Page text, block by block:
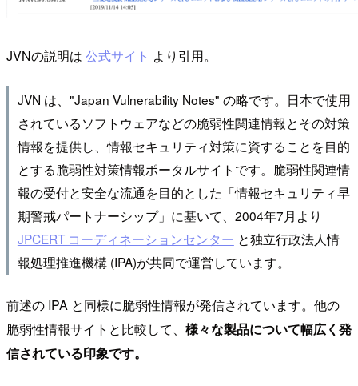
JVNの説明は 公式サイト より引用。
JVN は、"Japan Vulnerability Notes" の略です。日本で使用
されているソフトウェアなどの脆弱性関連情報とその対策
情報を提供し、情報セキュリティ対策に資することを目的
とする脆弱性対策情報ポータルサイトです。脆弱性関連情
報の受付と安全な流通を目的とした「情報セキュリティ早
期警戒パートナーシップ」に基いて、2004年7月より
JPCERT コーディネーションセンター と独立行政法人情
報処理推進機構 (IPA)が共同で運営しています。
前述の IPA と同様に脆弱性情報が発信されています。他の
脆弱性情報サイトと比較して、 様々な製品について幅広く発
信されている印象です。